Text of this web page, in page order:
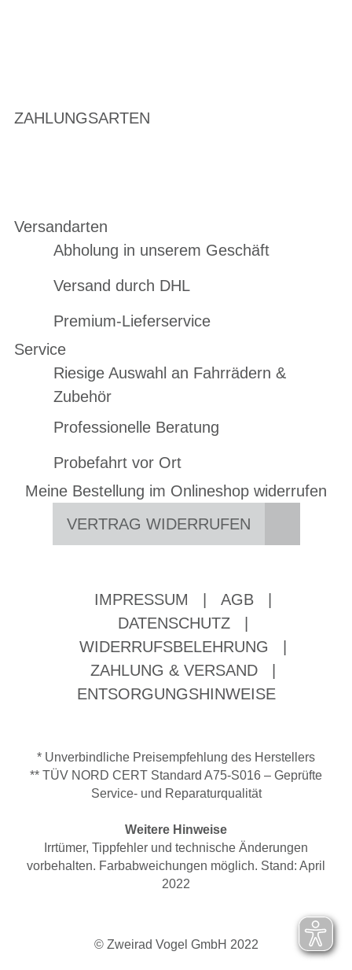
ZAHLUNGSARTEN
Versandarten
Abholung in unserem Geschäft
Versand durch DHL
Premium-Lieferservice
Service
Riesige Auswahl an Fahrrädern &
Zubehör
Professionelle Beratung
Probefahrt vor Ort
Meine Bestellung im Onlineshop widerrufen
VERTRAG WIDERRUFEN
IMPRESSUM AGB
DATENSCHUTZ
WIDERRUFSBELEHRUNG
ZAHLUNG & VERSAND
ENTSORGUNGSHINWEISE
* Unverbindliche Preisempfehlung des Herstellers
** TÜV NORD CERT Standard A75-S016 – Geprüfte
Service- und Reparaturqualität
Weitere Hinweise
Irrtümer, Tippfehler und technische Änderungen
vorbehalten. Farbabweichungen möglich. Stand: April
2022
© Zweirad Vogel GmbH 2022